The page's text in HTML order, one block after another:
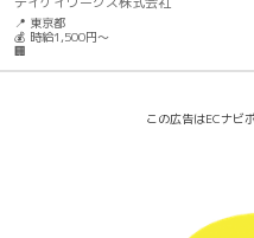
📍 東京都
💰 時給1,500円～
🏢
この広告はECナビ